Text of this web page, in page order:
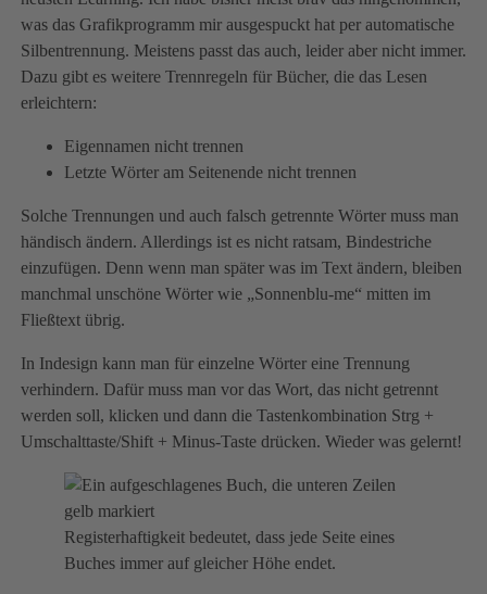
was das Grafikprogramm mir ausgespuckt hat per automatische
Silbentrennung. Meistens passt das auch, leider aber nicht immer.
Dazu gibt es weitere Trennregeln für Bücher, die das Lesen
erleichtern:
Eigennamen nicht trennen
Letzte Wörter am Seitenende nicht trennen
Solche Trennungen und auch falsch getrennte Wörter muss man
händisch ändern. Allerdings ist es nicht ratsam, Bindestriche
einzufügen. Denn wenn man später was im Text ändern, bleiben
manchmal unschöne Wörter wie „Sonnenblu-me“ mitten im
Fließtext übrig.
In Indesign kann man für einzelne Wörter eine Trennung
verhindern. Dafür muss man vor das Wort, das nicht getrennt
werden soll, klicken und dann die Tastenkombination Strg +
Umschalttaste/Shift + Minus-Taste drücken. Wieder was gelernt!
Registerhaftigkeit bedeutet, dass jede Seite eines
Buches immer auf gleicher Höhe endet.